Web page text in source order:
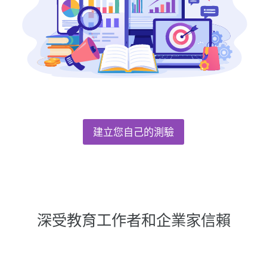
建立您自己的測驗
深受教育工作者和企業家信賴